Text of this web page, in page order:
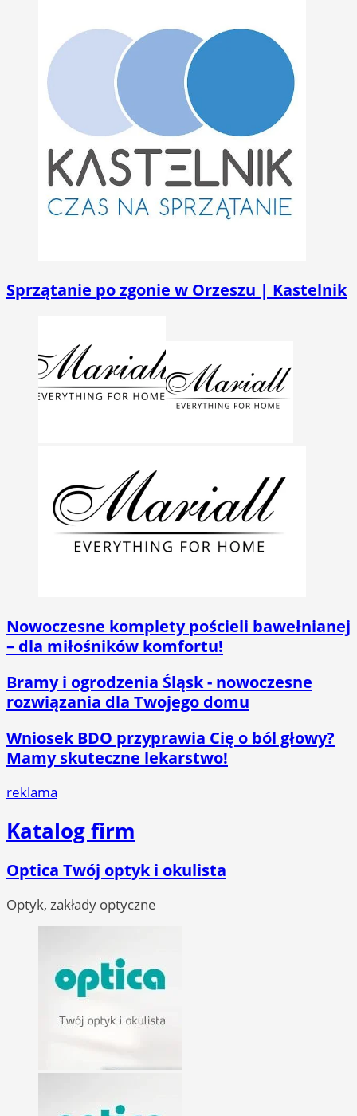
Sprzątanie po zgonie w Orzeszu | Kastelnik
Nowoczesne komplety pościeli bawełnianej
– dla miłośników komfortu!
Bramy i ogrodzenia Śląsk - nowoczesne
rozwiązania dla Twojego domu
Wniosek BDO przyprawia Cię o ból głowy?
Mamy skuteczne lekarstwo!
reklama
Katalog firm
Optica Twój optyk i okulista
Optyk, zakłady optyczne